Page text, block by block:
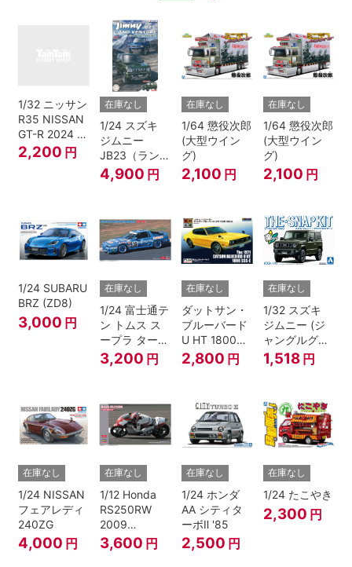
1/32 ニッサン
R35 NISSAN
GT-R 2024 メ
タリックブル
ー
2,200 円
在庫なし
1/24 スズキ
ジムニー
JB23（ランド
ベンチャー/ク
ールカーキパ
4,900 円
在庫なし
1/64 懲役次郎
(大型ウイン
グ)
2,100 円
在庫なし
1/64 懲役次郎
(大型ウイン
グ)
2,100 円
1/24 SUBARU
BRZ (ZD8)
3,000 円
在庫なし
1/24 富士通テ
ン トムス ス
ープラ ターボ
A70 1990
JTC
3,200 円
在庫なし
ダットサン・
ブルーバード
U HT 1800
SSS-E
2,800 円
在庫なし
1/32 スズキ
ジムニー (ジ
ャングルグリ
ー ン)
1,518 円
在庫なし
1/24 NISSAN
フェアレディ
240ZG
4,000 円
在庫なし
1/12 Honda
RS250RW
2009
WGP250
3,600 円
在庫なし
1/24 ホンダ
AA シティタ
ーボⅡ '85
2,500 円
在庫なし
1/24 たこやき
2,300 円